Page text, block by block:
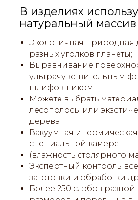
В изделиях
натуральный
Экологичная природная
разных уголков планеты;
Выравнивание
ультрачувствительным
шлифовщиком;
Можете выбрать
лесополосы или
дерева;
Вакуумная и
специальной камере
(влажность столярного
Экспертный контроль
заготовки и обработки
Более 250 слэбов